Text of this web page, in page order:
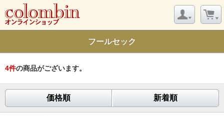
フールセック
4件の商品がございます。
価格順 新着順